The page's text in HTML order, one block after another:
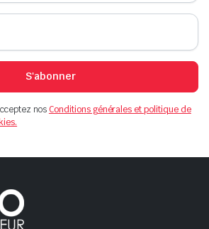
S'abonner
nosConditions générales et politique de